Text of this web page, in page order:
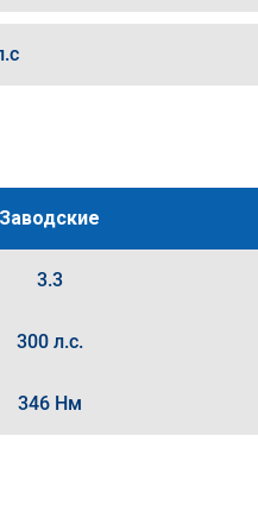
Заводские
3.3
300 л.с.
346 Нм